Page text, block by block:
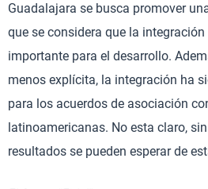
Guadalajara se busca promover
que se considera que la
importante para el desarrollo.
menos explícita, la integración ha
para los acuerdos de asociación
latinoamericanas. No esta claro,
resultados se pueden esperar de